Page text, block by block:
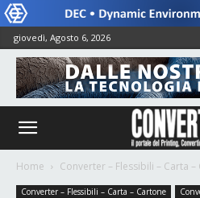
giovedì, Agosto 6, 2026
Home Converter – Flessibili – Carta –
Converter – Flessibili – Carta – Cartone